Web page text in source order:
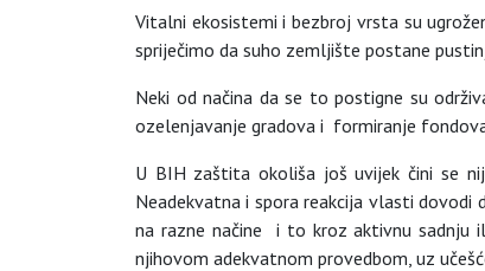
Vitalni ekosistemi i bezbroj vrsta su
spriječimo da suho zemljište postane
Neki od načina da se to postigne su
ozelenjavanje gradova i formiranje
U BIH zaštita okoliša još uvijek čini se
Neadekvatna i spora reakcija vlasti dovodi
na razne načine i to kroz aktivnu sadnju
njihovom adekvatnom provedbom, uz